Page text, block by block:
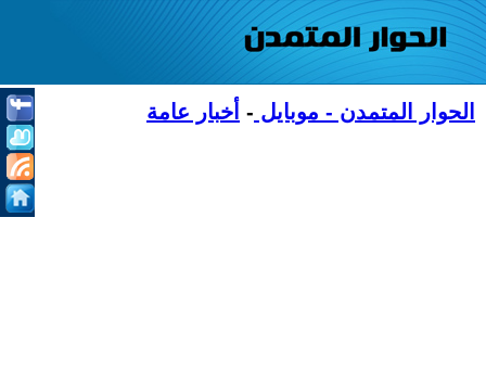
الحوار المتمدن - موبايل - أخبار عامة